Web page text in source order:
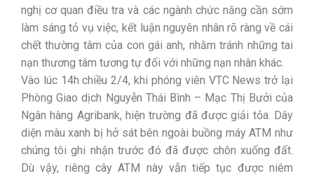
nghị cơ quan điều tra và các ngành chức năng cần sớm
làm sáng tỏ vụ việc, kết luận nguyên nhân rõ ràng về cái
chết thường tâm của con gái anh, nhằm tránh những tai
nạn thương tâm tương tự đối với những nạn nhân khác.
Vào lúc 14h chiều 2/4, khi phóng viên VTC News trở lại
Phòng Giao dịch Nguyễn Thái Bình – Mạc Thị Bưởi của
Ngân hàng Agribank, hiện trường đã được giải tỏa. Dây
diện màu xanh bị hở sát bên ngoài buồng máy ATM như
chúng tôi ghi nhận trước đó đã được chôn xuống đất.
Dù vậy, riêng cây ATM này vẫn tiếp tục được niêm